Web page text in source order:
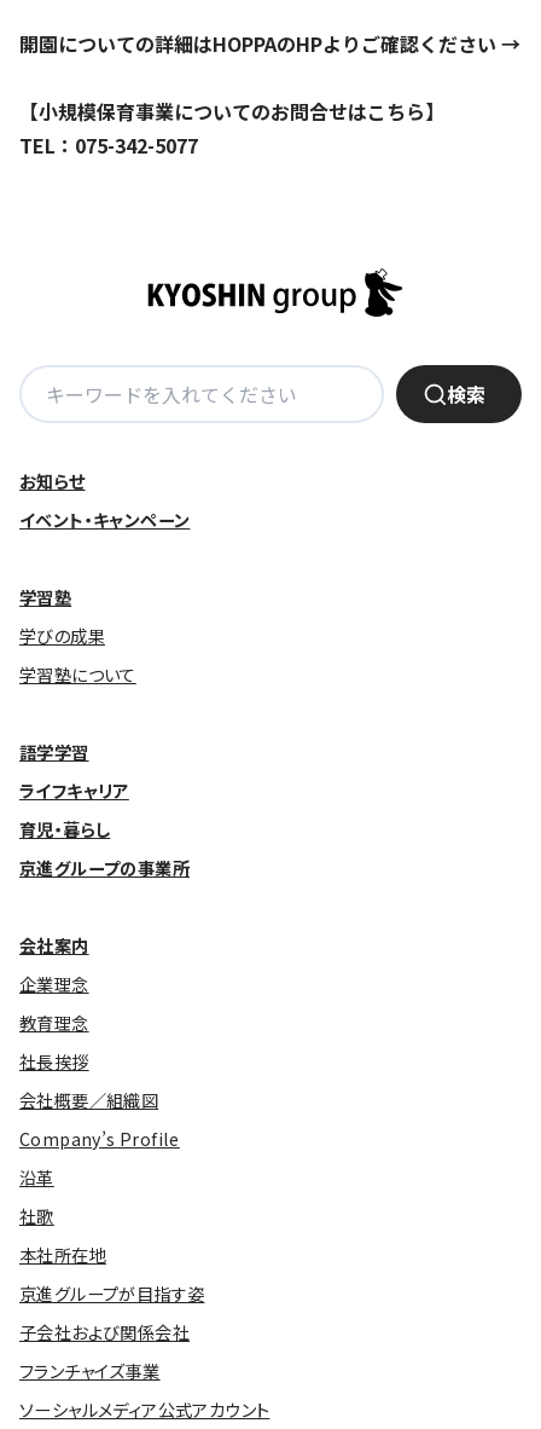
卓越した安全・安心を目指して
お客様相談センター
メッセージアーカイブス
開園についての詳細はHOPPAのHPよりご確認ください →
【小規模保育事業についてのお問合せはこちら】
TEL：075-342-5077
検
索:
検索
お知らせ
イベント・キャンペーン
学習塾
学びの成果
学習塾について
語学学習
ライフキャリア
育児・暮らし
京進グループの事業所
会社案内
企業理念
教育理念
社長挨拶
会社概要／組織図
Company’s Profile
沿革
社歌
本社所在地
京進グループが目指す姿
子会社および関係会社
フランチャイズ事業
ソーシャルメディア公式アカウント